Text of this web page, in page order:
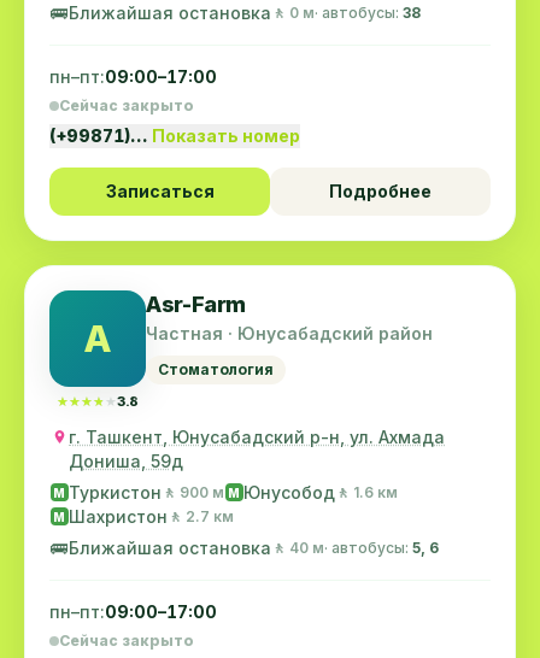
🚌Ближайшая остановка 🚶 0 м· автобусы: 38
пн–пт:09:00–17:00
Сейчас закрыто
(+99871)… Показать номер
Записаться Подробнее
A
★★★★★
★★★★★3.8
Asr-Farm
Частная · Юнусабадский район
Стоматология
г. Ташкент, Юнусабадский р-н, ул. Ахмада
Дониша, 59д
M Туркистон 🚶 900 м M Юнусобод 🚶 1.6 км
M Шахристон 🚶 2.7 км
🚌Ближайшая остановка 🚶 40 м· автобусы: 5, 6
пн–пт:09:00–17:00
Сейчас закрыто